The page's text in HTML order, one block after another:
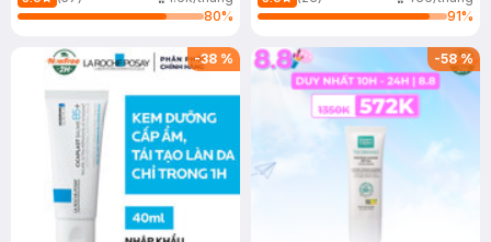
80%
91%
-38 % -58%